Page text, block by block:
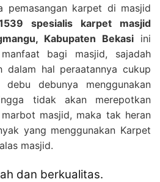
pemasangan karpet di masjid
spesialis karpet masjid
Kabupaten Bekasi ini
bagi masjid, sajadah
dalam hal peraatannya cukup
debunya menggunakan
tidak akan merepotkan
masjid, maka tak heran
yang menggunakan Karpet
masjid.
dan berkualitas.